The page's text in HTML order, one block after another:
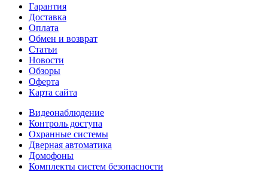
Гарантия
Доставка
Оплата
Обмен и возврат
Статьи
Новости
Обзоры
Оферта
Карта сайта
Видеонаблюдение
Контроль доступа
Охранные системы
Дверная автоматика
Домофоны
Комплекты систем безопасности